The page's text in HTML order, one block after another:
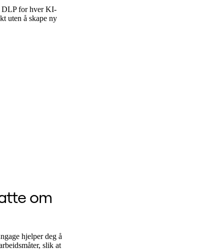
DLP for hver KI-
uten å skape ny
om
hjelper deg å
slik at